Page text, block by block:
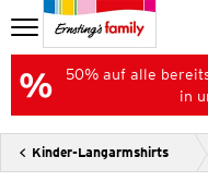
50% auf alle
in
Kinder-Langarmshirts